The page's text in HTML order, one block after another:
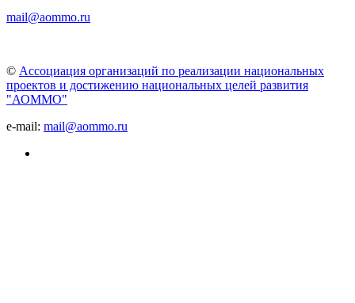
mail@aommo.ru
© Ассоциация организаций по реализации национальных
проектов и достижению национальных целей развития
"АОММО"
e-mail: mail@aommo.ru